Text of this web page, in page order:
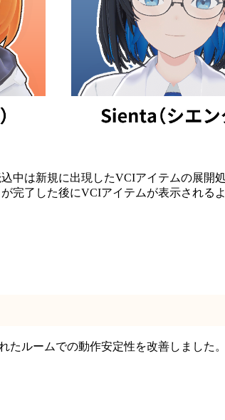
中は新規に出現したVCIアイテムの展開
完了した後にVCIアイテムが表示される
たルームでの動作安定性を改善しました。